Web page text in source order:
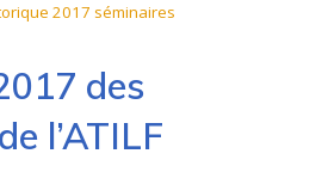
2017 séminaires
des
l’ATILF